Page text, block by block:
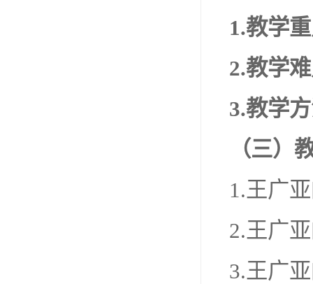
1.教学
2.教学
3.教学
（三）
1.王广
2.王广
3.王广